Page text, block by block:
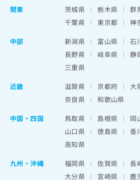
関東
茨城県 栃木県 群
千葉県
東京都 神
中部
新潟県 富山県 石
長野県
岐阜県 静
三重県
近畿
滋賀県 京都府 大
奈良県
和歌山県
中国・四国
鳥取県 島根県 岡
山口県
徳島県 香
高知県
九州・沖縄
福岡県 佐賀県 長
大分県
宮崎県 鹿